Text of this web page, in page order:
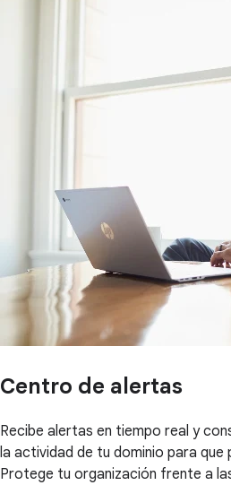
Centro de alertas
Recibe alertas en tiempo real y
la actividad de tu dominio para que
Protege tu organización frente a